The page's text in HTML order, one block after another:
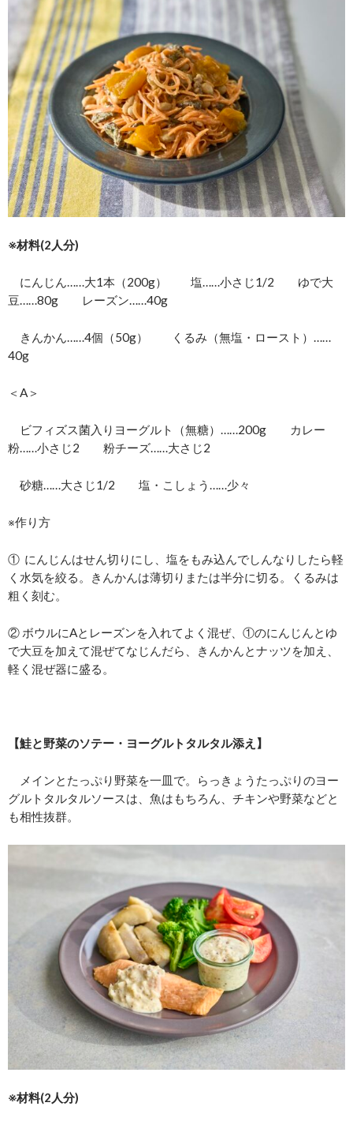
※材料(2人分)
にんじん……大1本（200g） 塩……小さじ1/2 ゆで大
豆……80g レーズン……40g
きんかん……4個（50g） くるみ（無塩・ロースト）……
40g
＜A＞
ビフィズス菌入りヨーグルト（無糖）……200g カレー
粉……小さじ2 粉チーズ……大さじ2
砂糖……大さじ1/2 塩・こしょう……少々
※作り方
① にんじんはせん切りにし、塩をもみ込んでしんなりしたら軽
く水気を絞る。きんかんは薄切りまたは半分に切る。くるみは
粗く刻む。
② ボウルにAとレーズンを入れてよく混ぜ、①のにんじんとゆ
で大豆を加えて混ぜてなじんだら、きんかんとナッツを加え、
軽く混ぜ器に盛る。
【鮭と野菜のソテー・ヨーグルトタルタル添え】
メインとたっぷり野菜を一皿で。らっきょうたっぷりのヨー
グルトタルタルソースは、魚はもちろん、チキンや野菜などと
も相性抜群。
※材料(2人分)